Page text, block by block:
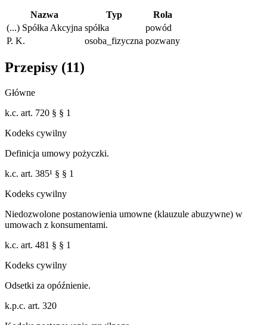
Nazwa Typ
Rola
(...) Spółka Akcyjna spółka
powód
P. K.
osoba_fizyczna pozwany
Przepisy (11)
Główne
k.c. art. 720 § § 1
Kodeks cywilny
Definicja umowy pożyczki.
k.c. art. 385¹ § § 1
Kodeks cywilny
Niedozwolone postanowienia umowne (klauzule abuzywne) w
umowach z konsumentami.
k.c. art. 481 § § 1
Kodeks cywilny
Odsetki za opóźnienie.
k.p.c. art. 320